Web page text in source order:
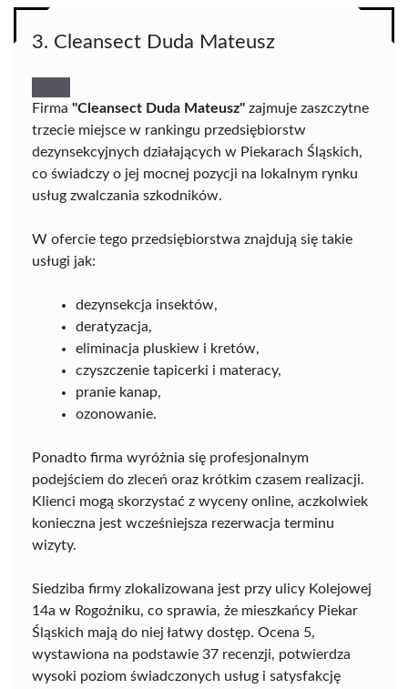
3. Cleansect Duda Mateusz
Firma "Cleansect Duda Mateusz" zajmuje zaszczytne
trzecie miejsce w rankingu przedsiębiorstw
dezynsekcyjnych działających w Piekarach Śląskich,
co świadczy o jej mocnej pozycji na lokalnym rynku
usług zwalczania szkodników.
W ofercie tego przedsiębiorstwa znajdują się takie
usługi jak:
dezynsekcja insektów,
deratyzacja,
eliminacja pluskiew i kretów,
czyszczenie tapicerki i materacy,
pranie kanap,
ozonowanie.
Ponadto firma wyróżnia się profesjonalnym
podejściem do zleceń oraz krótkim czasem realizacji.
Klienci mogą skorzystać z wyceny online, aczkolwiek
konieczna jest wcześniejsza rezerwacja terminu
wizyty.
Siedziba firmy zlokalizowana jest przy ulicy Kolejowej
14a w Rogoźniku, co sprawia, że mieszkańcy Piekar
Śląskich mają do niej łatwy dostęp. Ocena 5,
wystawiona na podstawie 37 recenzji, potwierdza
wysoki poziom świadczonych usług i satysfakcję